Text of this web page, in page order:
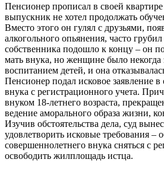
Пенсионер прописал в своей
выпускник не хотел продолжать
Вместо этого он гулял с друзьями,
алкогольного опьянения, часто
собственника подошло к концу – он
мать внука, но женщине было некогда
воспитанием детей, и она
Пенсионер подал исковое заявление в
внука с регистрационного учета.
внуком 18-летнего возраста,
ведение аморального образа жизни,
Изучив обстоятельства дела, суд
удовлетворить исковые требования –
совершеннолетнего внука сняться с
освободить жилплощадь истца.